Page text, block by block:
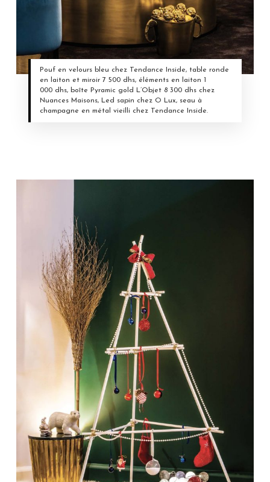
Pouf en velours bleu chez Tendance Inside, table ronde
en laiton et miroir 7 500 dhs, éléments en laiton 1
000 dhs, boîte Pyramic gold L’Objet 8 300 dhs chez
Nuances Maisons, Led sapin chez O Lux, seau à
champagne en métal vieilli chez Tendance Inside.